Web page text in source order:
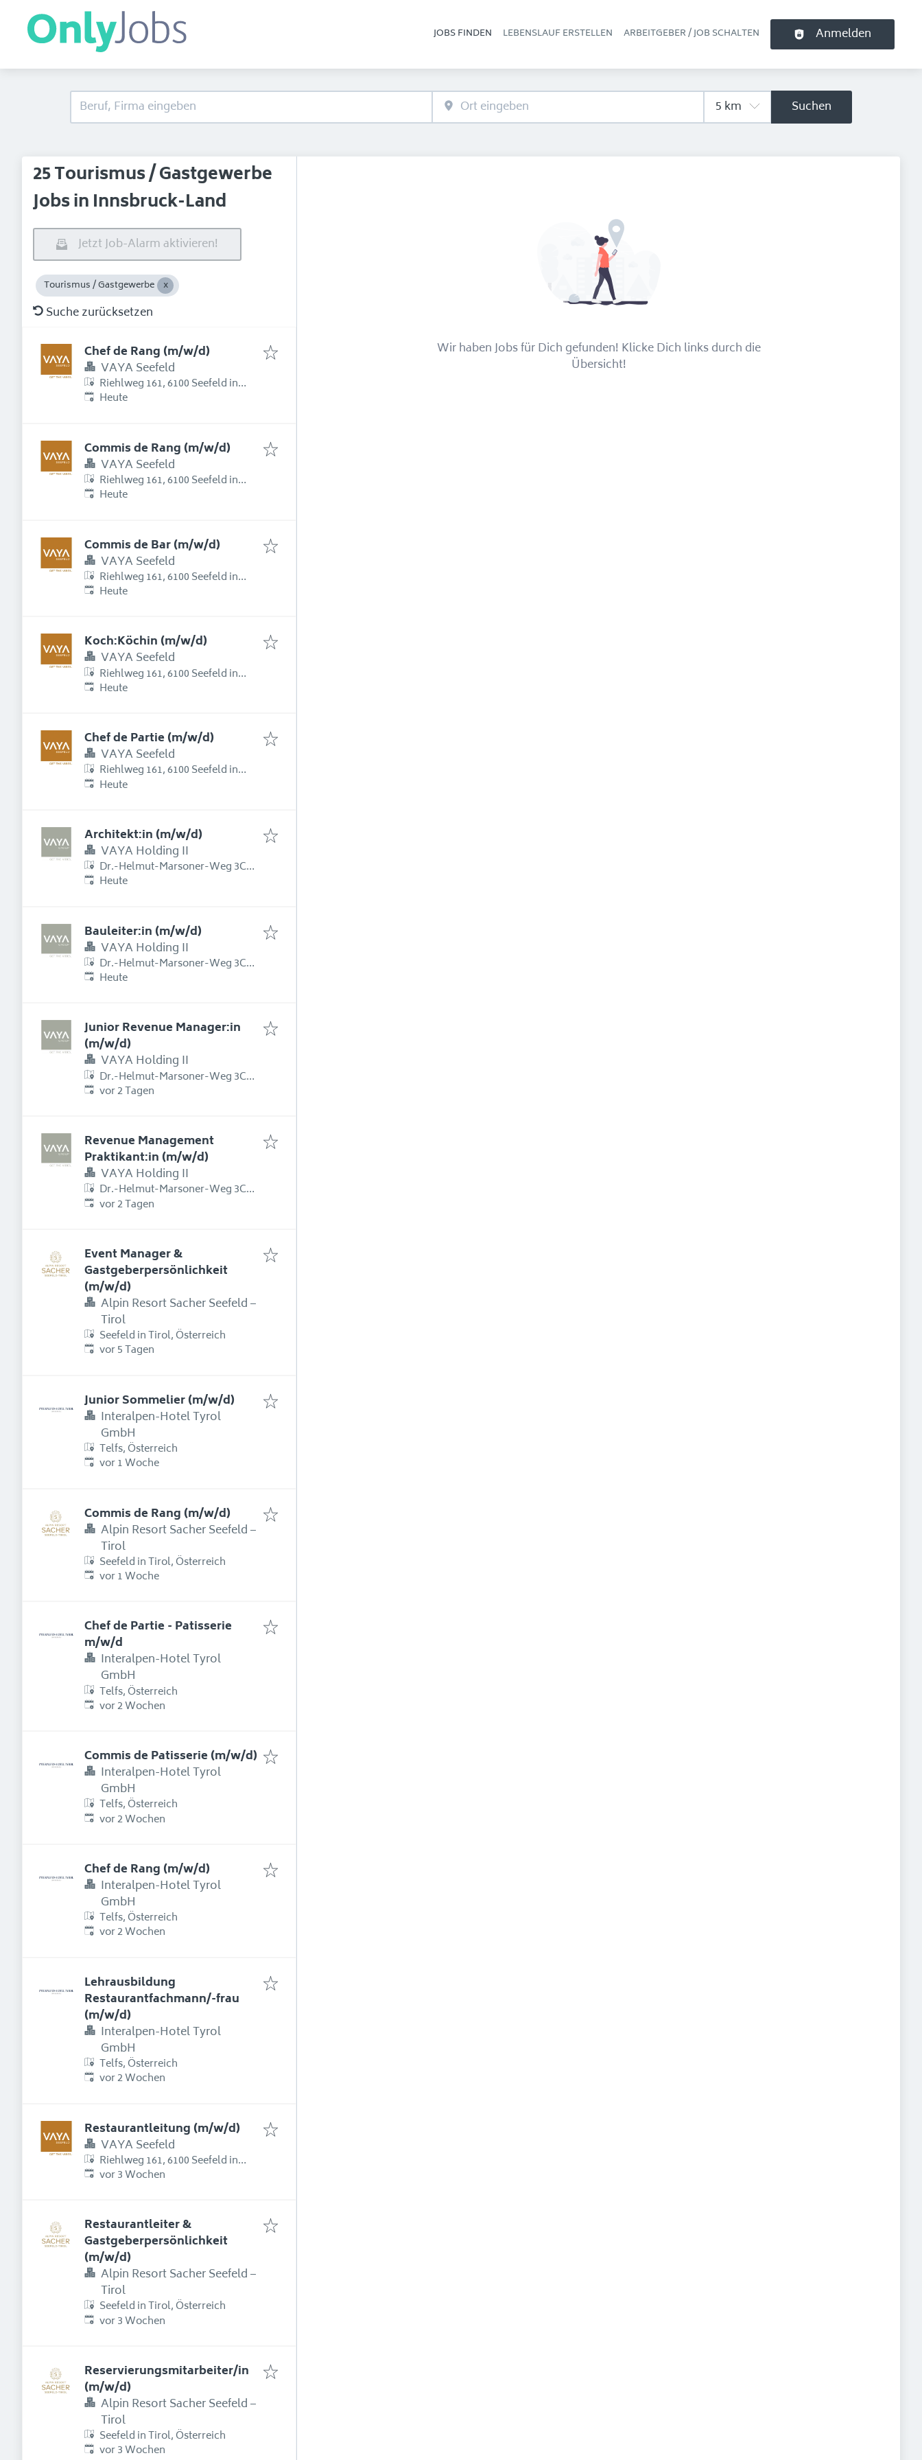
Haupt-Navigation
JOBS FINDEN LEBENSLAUF ERSTELLEN ARBEITGEBER / JOB SCHALTEN Anmelden
Suchen
25 Tourismus / Gastgewerbe
Jobs in Innsbruck-Land
Jetzt Job-Alarm aktivieren!
Tourismus / Gastgewerbe
Suche zurücksetzen
Chef de Rang (m/w/d)
VAYA Seefeld
Riehlweg 161, 6100 Seefeld in
Tirol, Österreich
Erschienen
Heute
Commis de Rang (m/w/d)
VAYA Seefeld
Riehlweg 161, 6100 Seefeld in
Tirol, Österreich
Erschienen
Heute
Commis de Bar (m/w/d)
VAYA Seefeld
Riehlweg 161, 6100 Seefeld in
Tirol, Österreich
Erschienen
Heute
Koch:Köchin (m/w/d)
VAYA Seefeld
Riehlweg 161, 6100 Seefeld in
Tirol, Österreich
Erschienen
Heute
Chef de Partie (m/w/d)
VAYA Seefeld
Riehlweg 161, 6100 Seefeld in
Tirol, Österreich
Erschienen
Heute
Architekt:in (m/w/d)
VAYA Holding II
Dr.-Helmut-Marsoner-Weg 3C,
6175 Kematen in Tirol,
Erschienen
Heute
Bauleiter:in (m/w/d)
VAYA Holding II
Dr.-Helmut-Marsoner-Weg 3C,
6175 Kematen in Tirol,
Erschienen
Heute
Junior Revenue Manager:in
(m/w/d)
VAYA Holding II
Dr.-Helmut-Marsoner-Weg 3C,
6175 Kematen in Tirol,
Erschienen:
vor 2 Tagen
Revenue Management
Praktikant:in (m/w/d)
VAYA Holding II
Dr.-Helmut-Marsoner-Weg 3C,
6175 Kematen in Tirol,
Erschienen:
vor 2 Tagen
Event Manager &
Gastgeberpersönlichkeit
(m/w/d)
Alpin Resort Sacher Seefeld –
Tirol
Seefeld in Tirol, Österreich
Erschienen:
vor 5 Tagen
Junior Sommelier (m/w/d)
Interalpen-Hotel Tyrol
GmbH
Telfs, Österreich
Erschienen:
vor 1 Woche
Commis de Rang (m/w/d)
Alpin Resort Sacher Seefeld –
Tirol
Seefeld in Tirol, Österreich
Erschienen:
vor 1 Woche
Chef de Partie - Patisserie
m/w/d
Interalpen-Hotel Tyrol
GmbH
Telfs, Österreich
Erschienen:
vor 2 Wochen
Commis de Patisserie (m/w/d)
Interalpen-Hotel Tyrol
GmbH
Telfs, Österreich
Erschienen:
vor 2 Wochen
Chef de Rang (m/w/d)
Interalpen-Hotel Tyrol
GmbH
Telfs, Österreich
Erschienen:
vor 2 Wochen
Lehrausbildung
Restaurantfachmann/-frau
(m/w/d)
Interalpen-Hotel Tyrol
GmbH
Telfs, Österreich
Erschienen:
vor 2 Wochen
Restaurantleitung (m/w/d)
VAYA Seefeld
Riehlweg 161, 6100 Seefeld in
Tirol, Österreich
Erschienen:
vor 3 Wochen
Restaurantleiter &
Gastgeberpersönlichkeit
(m/w/d)
Alpin Resort Sacher Seefeld –
Tirol
Seefeld in Tirol, Österreich
Erschienen:
vor 3 Wochen
Reservierungsmitarbeiter/in
(m/w/d)
Alpin Resort Sacher Seefeld –
Tirol
Seefeld in Tirol, Österreich
Erschienen:
vor 3 Wochen
Wir haben Jobs für Dich gefunden! Klicke Dich links durch die
Übersicht!